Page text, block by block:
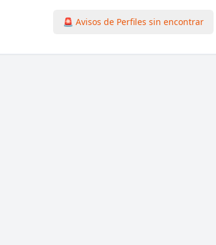
🚨 Avisos de Perfiles sin encontrar